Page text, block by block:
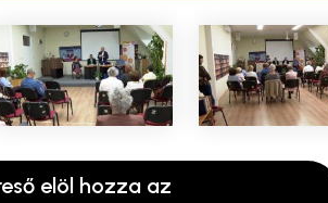
elöl hozza az